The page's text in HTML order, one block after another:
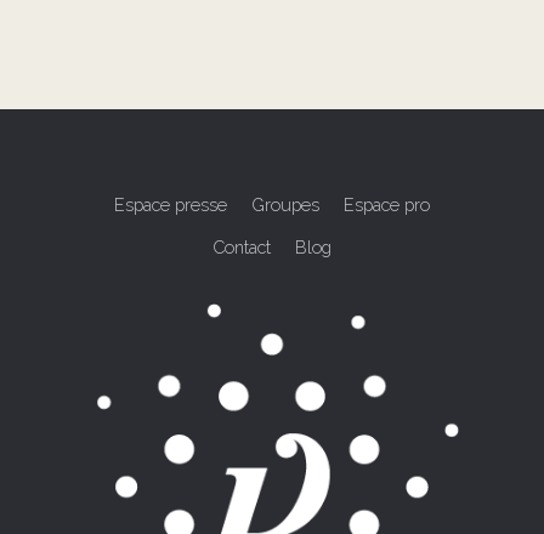
Espace presse Groupes Espace pro
Contact Blog